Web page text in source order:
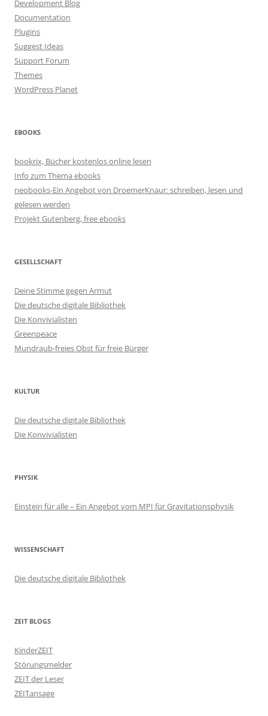
Development Blog
Documentation
Plugins
Suggest Ideas
Support Forum
Themes
WordPress Planet
EBOOKS
bookrix, Bücher kostenlos online lesen
Info zum Thema ebooks
neobooks-Ein Angebot von DroemerKnaur: schreiben, lesen und
gelesen werden
Projekt Gutenberg, free ebooks
GESELLSCHAFT
Deine Stimme gegen Armut
Die deutsche digitale Bibliothek
Die Konvivialisten
Greenpeace
Mundraub-freies Obst für freie Bürger
KULTUR
Die deutsche digitale Bibliothek
Die Konvivialisten
PHYSIK
Einstein für alle – Ein Angebot vom MPI für Gravitationsphysik
WISSENSCHAFT
Die deutsche digitale Bibliothek
ZEIT BLOGS
KinderZEIT
Störungsmelder
ZEIT der Leser
ZEITansage